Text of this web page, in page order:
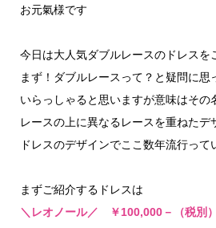
お元氣様です
今日は大人気ダブルレースのドレス
まず！ダブルレースって？と疑問に思
いらっしゃると思いますが意味はその
レースの上に異なるレースを重ねたデ
ドレスのデザインでここ数年流行って
まずご紹介するドレスは
＼レオノール／ ￥100,000－（税別